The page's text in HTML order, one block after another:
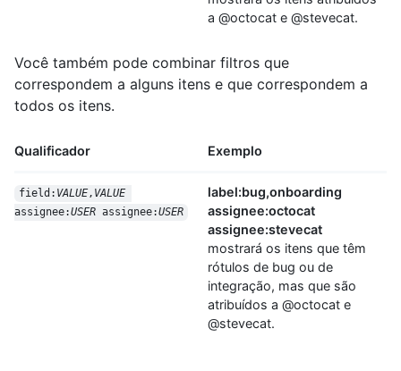
a @octocat e @stevecat.
Você também pode combinar filtros que
correspondem a alguns itens e que correspondem a
todos os itens.
Qualificador Exemplo
field: VALUE, VALUE
assignee:USER assignee:USER
label:bug,onboarding
assignee:octocat
assignee:stevecat
mostrará os itens que têm
rótulos de bug ou de
integração, mas que são
atribuídos a @octocat e
@stevecat.